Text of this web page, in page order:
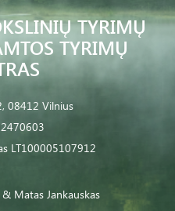
TYRIMŲ
TYRIMŲ
08412 Vilnius
LT100005107912
& Matas Jankauskas